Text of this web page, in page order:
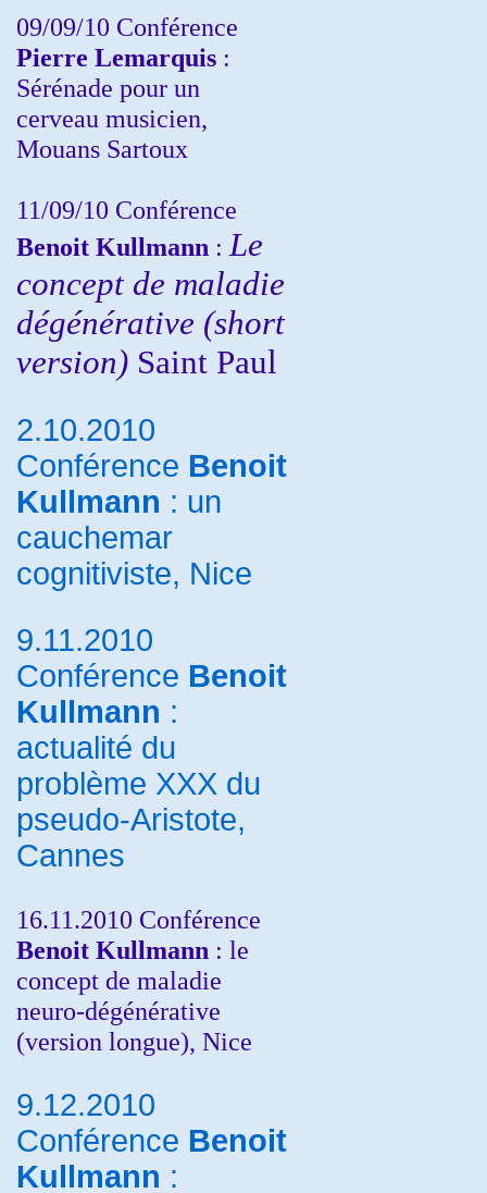
09/09/10 Conférence
Pierre Lemarquis :
Sérénade pour un
cerveau musicien,
Mouans Sartoux
11/09/10 Conférence
Benoit Kullmann : Le
concept de maladie
dégénérative (short
version) Saint Paul
2.10.2010
Conférence Benoit
Kullmann : un
cauchemar
cognitiviste, Nice
9.11.2010
Conférence Benoit
Kullmann :
actualité du
problème XXX du
pseudo-Aristote,
Cannes
16.11.2010 Conférence
Benoit Kullmann : le
concept de maladie
neuro-dégénérative
(version longue), Nice
9.12.2010
Conférence Benoit
Kullmann :